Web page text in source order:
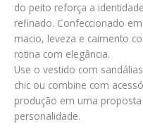
do peito reforça a
refinado. Confeccionado
macio, leveza e caimento
rotina com elegância.
Use o vestido com
chic ou combine com
produção em uma
personalidade.